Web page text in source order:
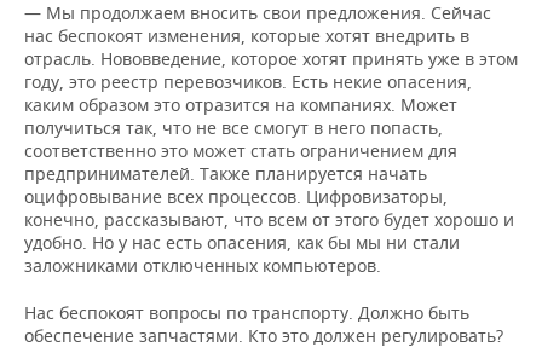
— Мы продолжаем вносить свои предложения. Сейчас
нас беспокоят изменения, которые хотят внедрить в
отрасль. Нововведение, которое хотят принять уже в этом
году, это реестр перевозчиков. Есть некие опасения,
каким образом это отразится на компаниях. Может
получиться так, что не все смогут в него попасть,
соответственно это может стать ограничением для
предпринимателей. Также планируется начать
оцифровывание всех процессов. Цифровизаторы,
конечно, рассказывают, что всем от этого будет хорошо и
удобно. Но у нас есть опасения, как бы мы ни стали
заложниками отключенных компьютеров.
Нас беспокоят вопросы по транспорту. Должно быть
обеспечение запчастями. Кто это должен регулировать?